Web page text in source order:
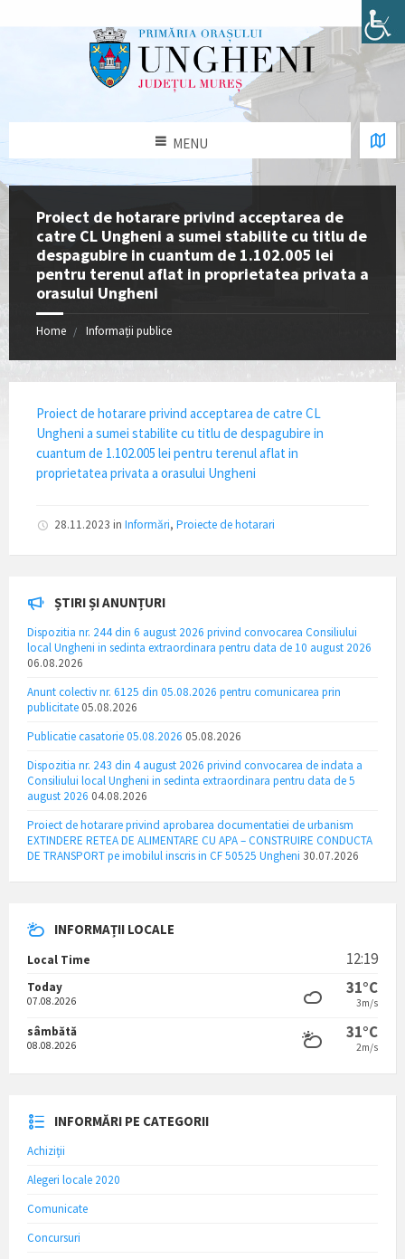
MENU
Proiect de hotarare privind acceptarea de
catre CL Ungheni a sumei stabilite cu titlu de
despagubire in cuantum de 1.102.005 lei
pentru terenul aflat in proprietatea privata a
orasului Ungheni
Home Informații publice
Proiect de hotarare privind acceptarea de catre CL
Ungheni a sumei stabilite cu titlu de despagubire in
cuantum de 1.102.005 lei pentru terenul aflat in
proprietatea privata a orasului Ungheni
28.11.2023 in Informări, Proiecte de hotarari
ȘTIRI ȘI ANUNȚURI
Dispozitia nr. 244 din 6 august 2026 privind convocarea Consiliului
local Ungheni in sedinta extraordinara pentru data de 10 august 2026
06.08.2026
Anunt colectiv nr. 6125 din 05.08.2026 pentru comunicarea prin
publicitate 05.08.2026
Publicatie casatorie 05.08.2026 05.08.2026
Dispozitia nr. 243 din 4 august 2026 privind convocarea de indata a
Consiliului local Ungheni in sedinta extraordinara pentru data de 5
august 2026 04.08.2026
Proiect de hotarare privind aprobarea documentatiei de urbanism
EXTINDERE RETEA DE ALIMENTARE CU APA – CONSTRUIRE CONDUCTA
DE TRANSPORT pe imobilul inscris in CF 50525 Ungheni 30.07.2026
INFORMAȚII LOCALE
Local Time 12:19
Today
07.08.2026
31°C
3m/s
sâmbătă
08.08.2026
31°C
2m/s
INFORMĂRI PE CATEGORII
Achiziții
Alegeri locale 2020
Comunicate
Concursuri